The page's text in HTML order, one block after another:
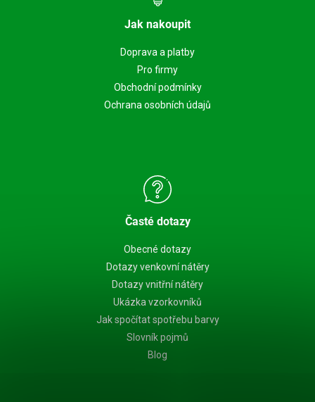
Jak nakoupit
Doprava a platby
Pro firmy
Obchodní podmínky
Ochrana osobních údajů
Časté dotazy
Obecné dotazy
Dotazy venkovní nátěry
Dotazy vnitřní nátěry
Ukázka vzorkovníků
Jak spočítat spotřebu barvy
Slovník pojmů
Blog